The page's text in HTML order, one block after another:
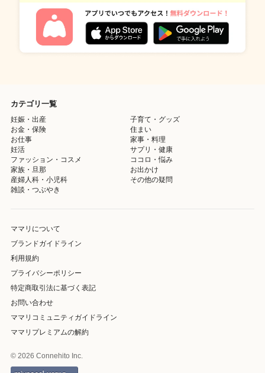
カテゴリ一覧
妊娠・出産
子育て・グッズ
お金・保険
住まい
お仕事
家事・料理
妊活
サプリ・健康
ファッション・コスメ
ココロ・悩み
家族・旦那
お出かけ
産婦人科・小児科
その他の疑問
雑談・つぶやき
ママリについて
ブランドガイドライン
利用規約
プライバシーポリシー
特定商取引法に基づく表記
お問い合わせ
ママリコミュニティガイドライン
ママリプレミアムの解約
© 2026 Connehito Inc.